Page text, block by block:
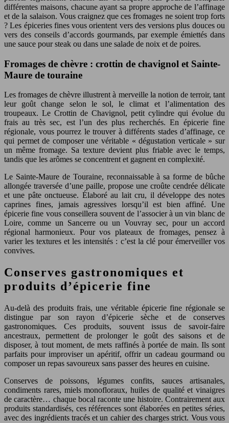
différentes maisons, chacune ayant sa propre approche de l’affinage
et de la salaison. Vous craignez que ces fromages ne soient trop forts
? Les épiceries fines vous orientent vers des versions plus douces ou
vers des conseils d’accords gourmands, par exemple émiettés dans
une sauce pour steak ou dans une salade de noix et de poires.
Fromages de chèvre : crottin de chavignol et Sainte-
Maure de touraine
Les fromages de chèvre illustrent à merveille la notion de terroir, tant
leur goût change selon le sol, le climat et l’alimentation des
troupeaux. Le Crottin de Chavignol, petit cylindre qui évolue du
frais au très sec, est l’un des plus recherchés. En épicerie fine
régionale, vous pourrez le trouver à différents stades d’affinage, ce
qui permet de composer une véritable « dégustation verticale » sur
un même fromage. Sa texture devient plus friable avec le temps,
tandis que les arômes se concentrent et gagnent en complexité.
Le Sainte-Maure de Touraine, reconnaissable à sa forme de bûche
allongée traversée d’une paille, propose une croûte cendrée délicate
et une pâte onctueuse. Élaboré au lait cru, il développe des notes
caprines fines, jamais agressives lorsqu’il est bien affiné. Une
épicerie fine vous conseillera souvent de l’associer à un vin blanc de
Loire, comme un Sancerre ou un Vouvray sec, pour un accord
régional harmonieux. Pour vos plateaux de fromages, pensez à
varier les textures et les intensités : c’est la clé pour émerveiller vos
convives.
Conserves gastronomiques et
produits d’épicerie fine
Au-delà des produits frais, une véritable épicerie fine régionale se
distingue par son rayon d’épicerie sèche et de conserves
gastronomiques. Ces produits, souvent issus de savoir-faire
ancestraux, permettent de prolonger le goût des saisons et de
disposer, à tout moment, de mets raffinés à portée de main. Ils sont
parfaits pour improviser un apéritif, offrir un cadeau gourmand ou
composer un repas savoureux sans passer des heures en cuisine.
Conserves de poissons, légumes confits, sauces artisanales,
condiments rares, miels monofloraux, huiles de qualité et vinaigres
de caractère… chaque bocal raconte une histoire. Contrairement aux
produits standardisés, ces références sont élaborées en petites séries,
avec des ingrédients tracés et un cahier des charges strict. Vous vous